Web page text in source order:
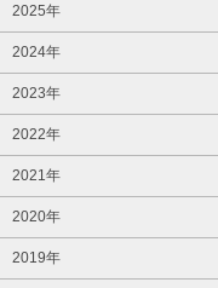
2025年
2024年
2023年
2022年
2021年
2020年
2019年